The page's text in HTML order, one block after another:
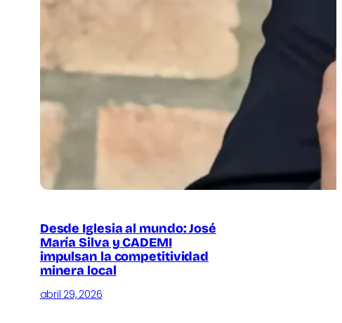
Desde Iglesia al mundo: José
María Silva y CADEMI
impulsan la competitividad
minera local
abril 29, 2026